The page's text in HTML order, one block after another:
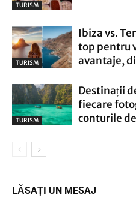
TURISM
TURISM
Ibiza vs.
top pentru
avantaje,
TURISM
Destinații
fiecare
conturile
LĂSAȚI UN MESAJ